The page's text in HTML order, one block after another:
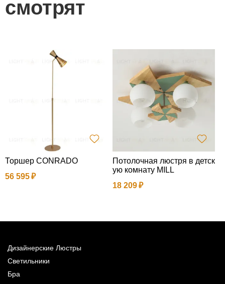
смотрят
Торшер CONRADO
56 595
Потолочная люстря в детск
ую комнату MILL
18 209
Дизайнерские Люстры
Светильники
Бра